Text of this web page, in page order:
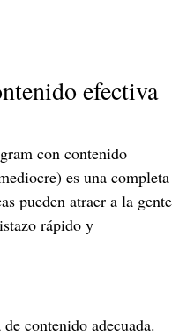
efectiva
con contenido
es una completa
pueden atraer a la gente
rápido y
contenido adecuada.